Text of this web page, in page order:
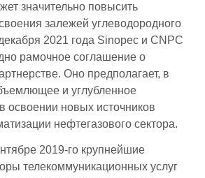
значительно повысить
залежей углеводородного
2021 года Sinopec и CNPC
рамочное соглашение о
Оно предполагает, в
и углубленное
освоении новых источников
нефтегазового сектора.
2019-го крупнейшие
телекоммуникационных услуг